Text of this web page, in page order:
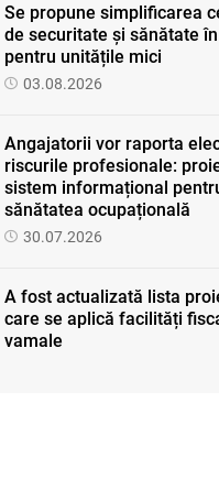
Se propune simplificarea
de securitate și sănătate
pentru unitățile mici
03.08.2026
Angajatorii vor raporta
riscurile profesionale:
sistem informațional
sănătatea ocupațională
30.07.2026
A fost actualizată lista
care se aplică facilități
vamale